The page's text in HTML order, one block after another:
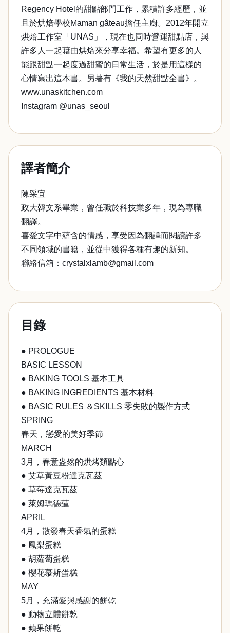
Regency Hotel的甜點部門工作，累積許多經歷，並
且於烘焙學校Maman gâteau擔任主廚。2012年開立
烘焙工作室「UNAS」，現在也同時營運甜點店，與
許多人一起藉由烘焙來分享幸福。希望有更多的人
能跟甜點一起度過甜蜜的日常生活，於是用這樣的
心情寫出這本書。另著有《我的天然甜點全書》。
www.unaskitchen.com
Instagram @unas_seoul
譯者簡介
陳采宜
政大韓文系畢業，曾任職於科技業多年，現為專職
翻譯。
喜愛文字中蘊含的情感，享受因為翻譯而閱讀許多
不同領域的書籍，並從中獲得各種有趣的新知。
聯絡信箱：crystalxlamb@gmail.com
目錄
● PROLOGUE
BASIC LESSON
● BAKING TOOLS 基本工具
● BAKING INGREDIENTS 基本材料
● BASIC RULES ＆SKILLS 零失敗的製作方式
SPRING
春天，戀愛的美好季節
MARCH
3月，春意盎然的烘烤類點心
● 艾草黃豆粉達克瓦茲
● 草莓達克瓦茲
● 萊姆瑪德蓮
APRIL
4月，散發春天香氣的蛋糕
● 鳳梨蛋糕
● 胡蘿蔔蛋糕
● 櫻花慕斯蛋糕
MAY
5月，充滿愛與感謝的餅乾
● 動物立體餅乾
● 蘋果餅乾